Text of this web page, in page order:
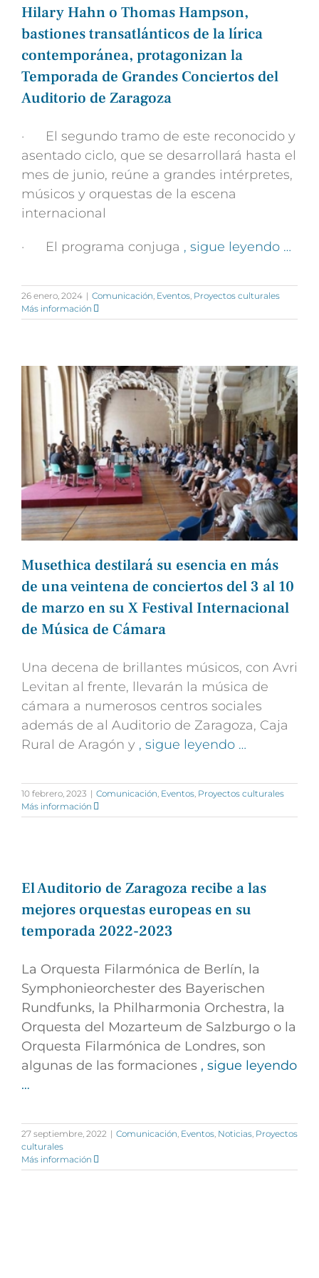
Hilary Hahn o Thomas Hampson,
bastiones transatlánticos de la lírica
contemporánea, protagonizan la
Temporada de Grandes Conciertos del
Auditorio de Zaragoza
· El segundo tramo de este reconocido y
asentado ciclo, que se desarrollará hasta el
mes de junio, reúne a grandes intérpretes,
músicos y orquestas de la escena
internacional
· El programa conjuga , sigue leyendo …
26 enero, 2024 | Comunicación Eventos Proyectos culturales
Más información
Musethica destilará su esencia en más
de una veintena de conciertos del 3 al 10
de marzo en su X Festival Internacional
de Música de Cámara
Una decena de brillantes músicos, con Avri
Levitan al frente, llevarán la música de
cámara a numerosos centros sociales
además de al Auditorio de Zaragoza, Caja
Rural de Aragón y , sigue leyendo …
10 febrero, 2023 | Comunicación Eventos Proyectos culturales
Más información
El Auditorio de Zaragoza recibe a las
mejores orquestas europeas en su
temporada 2022-2023
La Orquesta Filarmónica de Berlín, la
Symphonieorchester des Bayerischen
Rundfunks, la Philharmonia Orchestra, la
Orquesta del Mozarteum de Salzburgo o la
Orquesta Filarmónica de Londres, son
algunas de las formaciones , sigue leyendo
…
27 septiembre, 2022 | Comunicación Eventos Noticias Proyectos
culturales
Más información